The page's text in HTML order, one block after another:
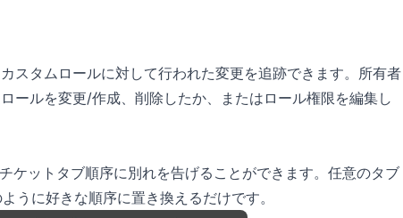
スタムロールに対して行われた変更を追跡できます。所有者
ールを変更/作成、削除したか、またはロール権限を編集し
ケットタブ順序に別れを告げることができます。任意のタブ
うに好きな順序に置き換えるだけです。